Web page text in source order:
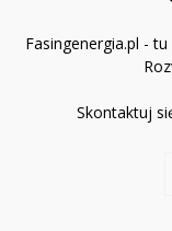
Fasingenergia.pl -
Skontaktuj